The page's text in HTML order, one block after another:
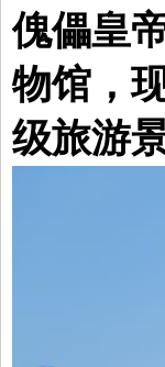
傀儡皇
物馆，
级旅游